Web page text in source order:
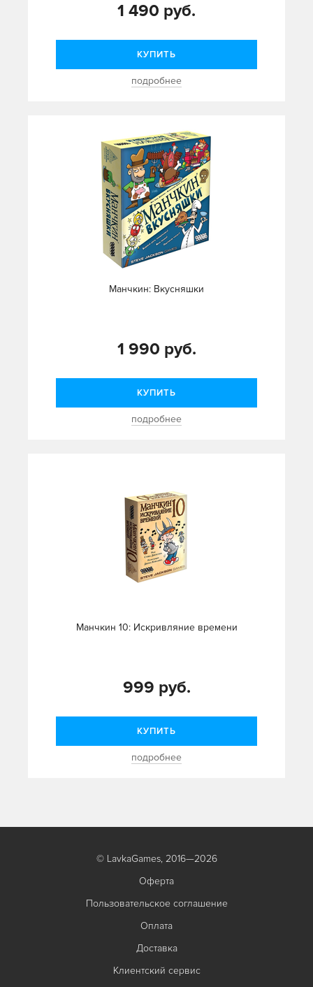
1 490 руб.
КУПИТЬ
подробнее
Манчкин: Вкусняшки
1 990 руб.
КУПИТЬ
подробнее
Манчкин 10: Искривляние времени
999 руб.
КУПИТЬ
подробнее
© LavkaGames, 2016—2026
Оферта
Пользовательское соглашение
Оплата
Доставка
Клиентский сервис